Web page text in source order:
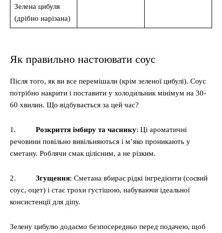
Зелена цибуля
(дрібно нарізана)
Як правильно настоювати соус
Після того, як ви все перемішали (крім зеленої цибулі). Соус
потрібно накрити і поставити у холодильник мінімум на 30-
60 хвилин. Що відбувається за цей час?
1. Розкриття імбиру та часнику: Ці ароматичні
речовини повільно вивільняються і м’яко проникають у
сметану. Роблячи смак цілісним, а не різким.
2. Згущення: Сметана вбирає рідкі інгредієнти (соєвий
соус, оцет) і стає трохи густішою, набуваючи ідеальної
консистенції для діпу.
Зелену цибулю додаємо безпосередньо перед подачею, щоб